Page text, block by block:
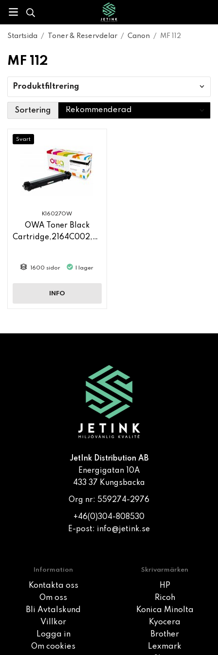
Startsida / Toner & Reservdelar / Canon / MF 112
MF 112
Produktfiltrering
Sortering
Svart
K16027OW
OWA Toner Black
Cartridge,2164C002,CF217A
1600 sidor I lager
INFO
JetInk Distribution AB
Energigatan 10A
433 37 Kungsbacka
Org nr: 559274-2976
+46(0)304-808530
E-post: info@jetink.se
Information
Kontakta oss
Om oss
Bli Avtalskund
Villkor
Logga in
Om cookies
Skrivarmärken
HP
Ricoh
Konica Minolta
Kyocera
Brother
Lexmark